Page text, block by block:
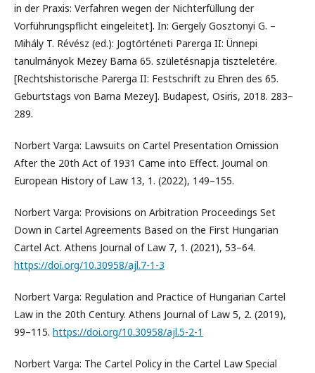
in der Praxis: Verfahren wegen der Nichterfüllung der
Vorführungspflicht eingeleitet]. In: Gergely Gosztonyi G. –
Mihály T. Révész (ed.): Jogtörténeti Parerga II: Ünnepi
tanulmányok Mezey Barna 65. születésnapja tiszteletére.
[Rechtshistorische Parerga II: Festschrift zu Ehren des 65.
Geburtstags von Barna Mezey]. Budapest, Osiris, 2018. 283–
289.
Norbert Varga: Lawsuits on Cartel Presentation Omission
After the 20th Act of 1931 Came into Effect. Journal on
European History of Law 13, 1. (2022), 149–155.
Norbert Varga: Provisions on Arbitration Proceedings Set
Down in Cartel Agreements Based on the First Hungarian
Cartel Act. Athens Journal of Law 7, 1. (2021), 53–64.
https://doi.org/10.30958/ajl.7-1-3
Norbert Varga: Regulation and Practice of Hungarian Cartel
Law in the 20th Century. Athens Journal of Law 5, 2. (2019),
99–115. https://doi.org/10.30958/ajl.5-2-1
Norbert Varga: The Cartel Policy in the Cartel Law Special